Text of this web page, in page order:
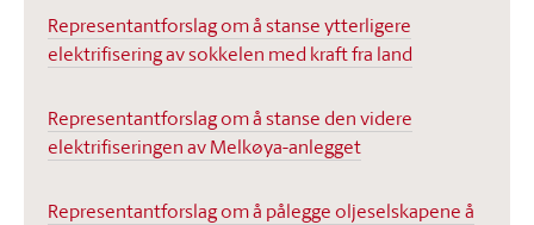
Representantforslag om å stanse ytterligere
elektrifisering av sokkelen med kraft fra land
Representantforslag om å stanse den videre
elektrifiseringen av Melkøya-anlegget
Representantforslag om å pålegge oljeselskapene å